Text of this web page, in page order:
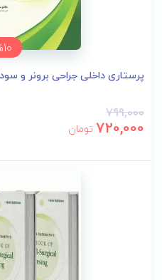
پرستاری داخلی جراحی برونر و سودارث 2026 جلد8
799,000
720,000 تومان